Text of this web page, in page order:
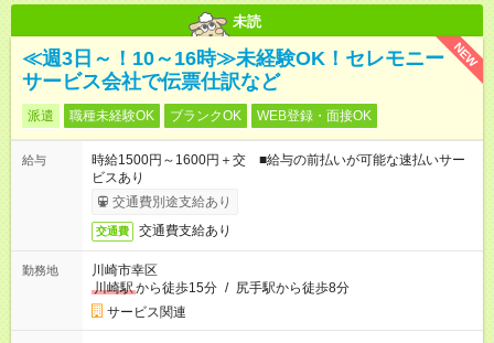
未読
NEW
≪週3日～！10～16時≫未経験OK！セレモニー
サービス会社で伝票仕訳など
派遣 職種未経験OK ブランクOK WEB登録・面接OK
給与
時給1500円～1600円＋交 ■給与の前払いが可能な速払いサー
ビスあり
交通費別途支給あり
交通費 交通費支給あり
勤務地
川崎市幸区
川崎駅から徒歩15分 / 尻手駅から徒歩8分
サービス関連